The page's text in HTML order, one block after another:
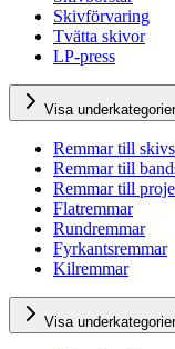
Skivförvaring
Tvätta skivor
LP-press
Visa
Remmar till
Remmar till
Remmar till
Flatremmar
Rundremmar
Fyrkantsremmar
Kilremmar
Visa